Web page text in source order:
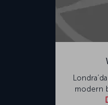
modern